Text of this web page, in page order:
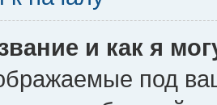
и как я
под